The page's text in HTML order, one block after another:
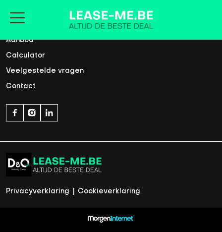
Home
Aanbod
Calculator
Veelgestelde vragen
Contact
Privacyverklaring Cookieverklaring